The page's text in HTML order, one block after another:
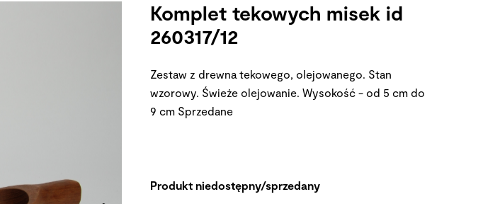
Komplet tekowych misek id
260317/12
Zestaw z drewna tekowego, olejowanego. Stan
wzorowy. Świeże olejowanie. Wysokość - od 5 cm do
9 cm Sprzedane
Produkt niedostępny/sprzedany